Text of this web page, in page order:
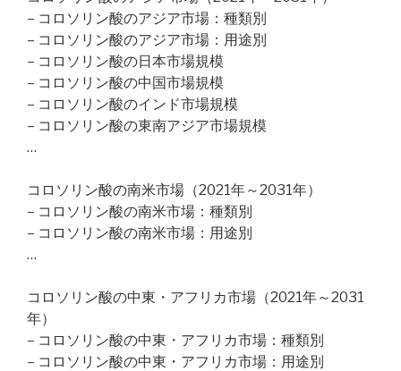
– コロソリン酸のアジア市場：種類別
– コロソリン酸のアジア市場：用途別
– コロソリン酸の日本市場規模
– コロソリン酸の中国市場規模
– コロソリン酸のインド市場規模
– コロソリン酸の東南アジア市場規模
…
コロソリン酸の南米市場（2021年～2031年）
– コロソリン酸の南米市場：種類別
– コロソリン酸の南米市場：用途別
…
コロソリン酸の中東・アフリカ市場（2021年～2031
年）
– コロソリン酸の中東・アフリカ市場：種類別
– コロソリン酸の中東・アフリカ市場：用途別